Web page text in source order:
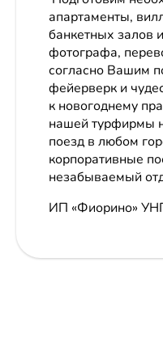
апартаменты,
банкетных залов
фотографа,
согласно Вашим
фейерверк и
к новогоднему
нашей турфирмы
поезд в любом
корпоративные
незабываемый
ИП «Фиорино»